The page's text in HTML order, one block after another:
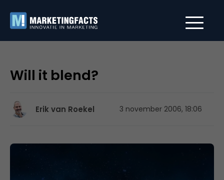
Will it blend?
Erik van Roekel 3 november 2006, 18:06